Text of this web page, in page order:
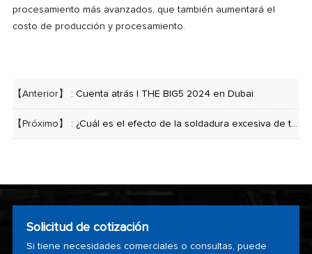
procesamiento más avanzados, que también aumentará el
costo de producción y procesamiento.
【Anterior】 : Cuenta atrás | THE BIG5 2024 en Dubai
【Próximo】 : ¿Cuál es el efecto de la soldadura excesiva de tuberías de acero inoxidable
Solicitud de cotización
Si tiene necesidades comerciales o consultas, puede